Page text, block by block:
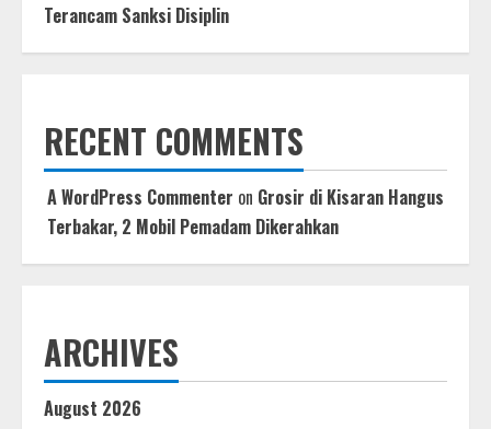
Terancam Sanksi Disiplin
RECENT COMMENTS
A WordPress Commenter on Grosir di Kisaran Hangus
Terbakar, 2 Mobil Pemadam Dikerahkan
ARCHIVES
August 2026